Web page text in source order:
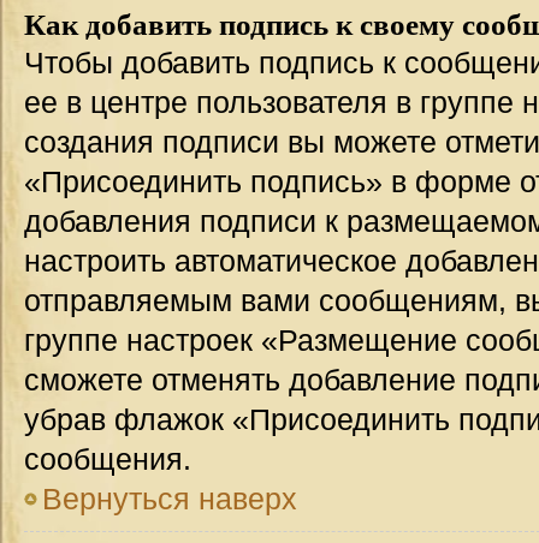
Как добавить подпись к своему
Чтобы добавить подпись к
ее в центре пользователя в
создания подписи вы можете
«Присоединить подпись» в форме
добавления подписи к
настроить автоматическое
отправляемым вами сообщениям,
группе настроек «Размещение
сможете отменять добавление
убрав флажок «Присоединить
сообщения.
Вернуться наверх